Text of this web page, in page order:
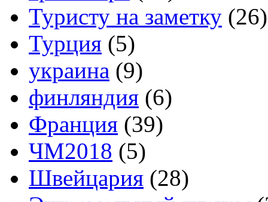
Туристу на заметку (26)
Турция (5)
украина (9)
финляндия (6)
Франция (39)
ЧМ2018 (5)
Швейцария (28)